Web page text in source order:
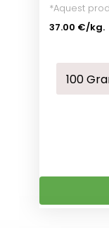
*Aquest
37.00 €/kg.